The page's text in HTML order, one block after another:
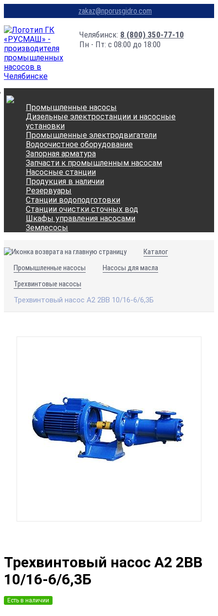
zakaz@nporusgidro.com
Челябинск: 8 (800) 350-77-10
Пн - Пт: с 08:00 до 18:00
Промышленные насосы
Дизельные электростанции и насосные
установки
Промышленные электродвигатели
Водоочистное оборудование
Запорная арматура
Запчасти к промышленным насосам
Насосные станции
Продукция в наличии
Резервуары
Станции водоподготовки
Станции очистки сточных вод
Шкафы управления насосами
Землесосы
Каталог
Промышленные насосы
Насосы для масла
Трехвинтовые насосы
Трехвинтовый насос А2 2ВВ 10/16-6/6,3Б
Трехвинтовый насос А2 2ВВ
10/16-6/6,3Б
Есть в наличии